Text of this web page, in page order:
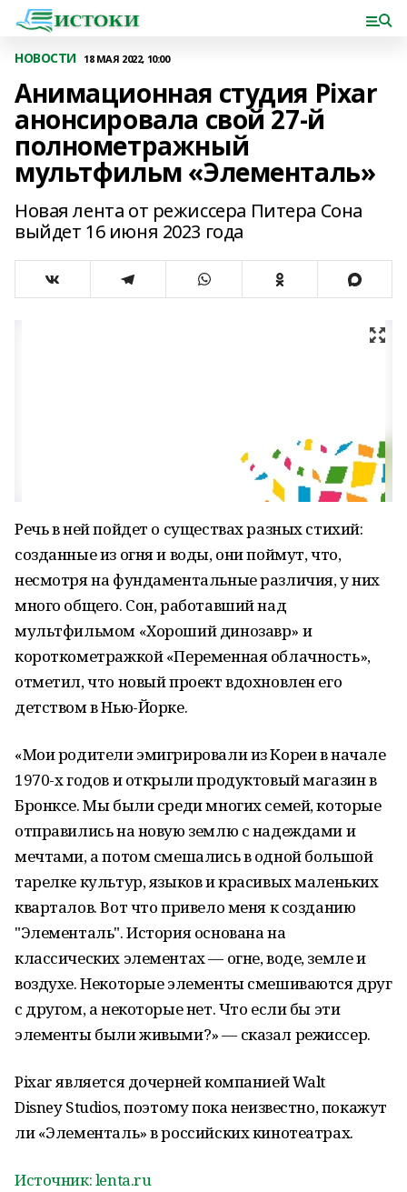
НОВОСТИ 18 МАЯ 2022, 10:00
Анимационная студия Pixar
анонсировала свой 27-й
полнометражный
мультфильм «Элементаль»
Новая лента от режиссера Питера Сона
выйдет 16 июня 2023 года
Речь в ней пойдет о существах разных стихий:
созданные из огня и воды, они поймут, что,
несмотря на фундаментальные различия, у них
много общего. Сон, работавший над
мультфильмом «Хороший динозавр» и
короткометражкой «Переменная облачность»,
отметил, что новый проект вдохновлен его
детством в Нью-Йорке.
«Мои родители эмигрировали из Кореи в начале
1970-х годов и открыли продуктовый магазин в
Бронксе. Мы были среди многих семей, которые
отправились на новую землю с надеждами и
мечтами, а потом смешались в одной большой
тарелке культур, языков и красивых маленьких
кварталов. Вот что привело меня к созданию
"Элементаль". История основана на
классических элементах — огне, воде, земле и
воздухе. Некоторые элементы смешиваются друг
с другом, а некоторые нет. Что если бы эти
элементы были живыми?» — сказал режиссер.
Pixar является дочерней компанией Walt
Disney Studios, поэтому пока неизвестно, покажут
ли «Элементаль» в российских кинотеатрах.
Источник: lenta.ru